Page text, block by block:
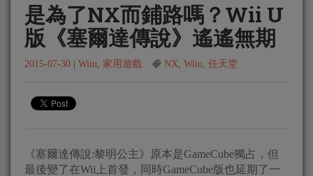
是為了NX而鋪路嗎？Wii U
版《塞爾達傳說》遙遙無期
2015-07-30 Wiiu, 家用遊戲 NX, Wiiu, 任天堂
《塞爾達傳說:黎明公主》原本是GameCube獨占，但
最後變了在Wii上首發，同時GameCube版也延期了一